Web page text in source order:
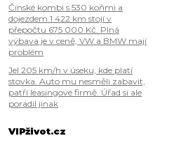
Čínské kombi s 530 koňmi a
dojezdem 1 422 km stojí v
přepočtu 675 000 Kč. Plná
výbava je v ceně, VW a BMW mají
problém
Jel 205 km/h v úseku, kde platí
stovka. Auto mu nesměli zabavit,
patří leasingové firmě. Úřad si ale
poradil jinak
VIPživot.cz